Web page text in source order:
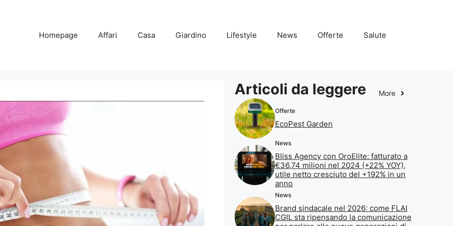
Homepage Affari Casa Giardino Lifestyle News Offerte Salute
Articoli da leggere More
Offerte
EcoPest Garden
News
Bliss Agency con OroElite: fatturato a
€36,74 milioni nel 2024 (+22% YOY),
utile netto cresciuto del +192% in un
anno
News
Brand sindacale nel 2026: come FLAI
CGIL sta ripensando la comunicazione